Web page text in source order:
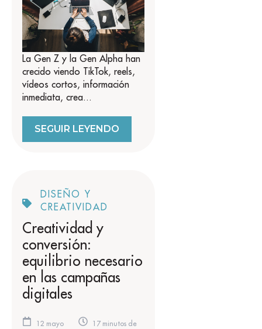
La Gen Z y la Gen Alpha han
crecido viendo TikTok, reels,
vídeos cortos, información
inmediata, crea...
SEGUIR LEYENDO
DISEÑO Y
CREATIVIDAD
Creatividad y
conversión:
equilibrio necesario
en las campañas
digitales
12 mayo
17 minutos de